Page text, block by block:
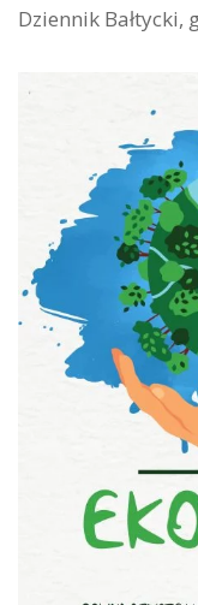
Dziennik Bałtycki,